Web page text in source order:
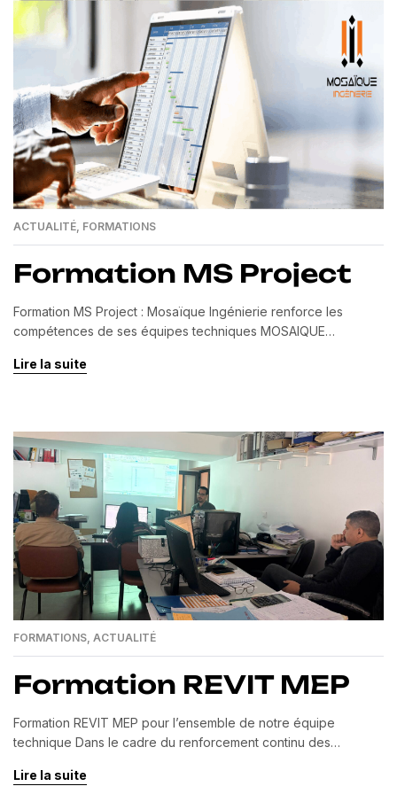
ACTUALITÉ FORMATIONS
Formation MS Project
Formation MS Project : Mosaïque Ingénierie renforce les
compétences de ses équipes techniques MOSAIQUE
son équipe technique, regroupant les départements
d’améliorer leurs compétences en planification, gestion des
[…]
Lire la suite
FORMATIONS, ACTUALITÉ
Formation REVIT MEP
Formation REVIT MEP pour l’ensemble de notre équipe
technique Dans le cadre du renforcement continu des
INGENIERIE a organisé une formation spécialisée sur REVIT
Lire la suite